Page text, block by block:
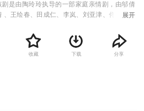
剧是由陶玲玲执导的一部家庭亲情剧，由邬倩
、王绘春、田成仁、李岚、刘亚津、佟凡、舒
与子女共同寻爱、重新组合的过程中，演出的
幕幕轻松幽默的悲喜故事。
展开
收藏 下载 分享